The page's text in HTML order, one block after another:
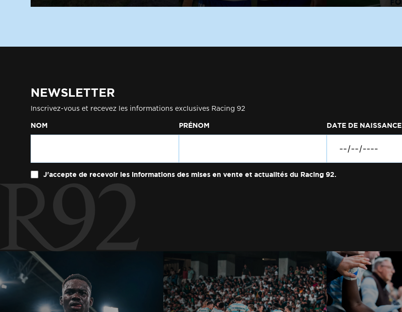
NEWSLETTER
Inscrivez-vous et recevez les informations exclusives Racing 92
NOM PRÉNOM DATE DE NAISSANCE
J'accepte de recevoir les informations des mises en vente et actualités du Racing 92.